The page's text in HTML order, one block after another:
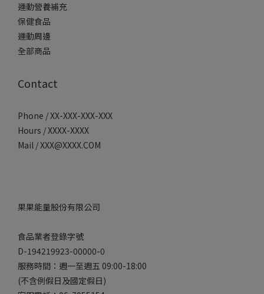
運動營養補充
保健食品
運動周邊
全部商品
Contact
Phone / XX-XXX-XXX-XXX
Hours / XXXX-XXXX
Mail / XXX@XXXX.COM
果果能量股份有限公司
食品業者登錄字號
D-194219923-00000-0
服務時間：週一至週五 09:00-18:00
(不含例假日及國定假日)